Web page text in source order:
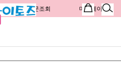
주문조회 마이페이지